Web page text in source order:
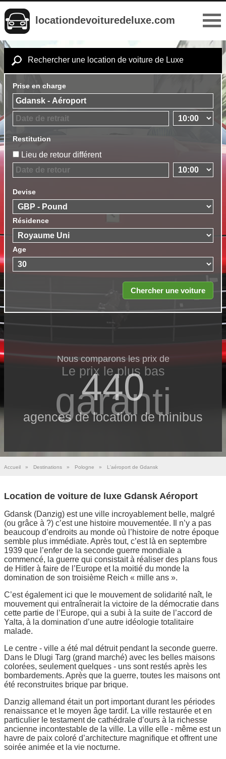
locationdevoituredeluxe.com
Rechercher une location de voiture de Luxe
Prise en charge
Restitution
Lieu de retour différent
Devise
Résidence
Age
Nous comparons les prix de
440
agences de location de minibus
Le prix le​ plus bas
garanti
Accueil » Destinations » Pologne » L'aéroport de Gdansk
Location de voiture de luxe Gdansk Aéroport
Gdansk (Danzig) est une ville incroyablement belle, malgré
(ou grâce à ?) c’est une histoire mouvementée. Il n’y a pas
beaucoup d’endroits au monde où l’histoire de notre époque
semble plus immédiate. Après tout, c’est là en septembre
1939 que l’enfer de la seconde guerre mondiale a
commencé, la guerre qui consistait à réaliser des plans fous
de Hitler à faire de l’Europe et la moitié du monde la
domination de son troisième Reich « mille ans ».
C’est également ici que le mouvement de solidarité naît, le
mouvement qui entraînerait la victoire de la démocratie dans
cette partie de l’Europe, qui a subi à la suite de l’accord de
Yalta, à la domination d’une autre idéologie totalitaire
malade.
Le centre - ville a été mal détruit pendant la seconde guerre.
Dans le Dlugi Targ (grand marché) avec les belles maisons
colorées, seulement quelques - uns sont restés après les
bombardements. Après que la guerre, toutes les maisons ont
été reconstruites brique par brique.
Danzig allemand était un port important durant les périodes
renaissance et le moyen âge tardif. La ville restaurée et en
particulier le testament de cathédrale d’ours à la richesse
ancienne incontestable de la ville. La ville elle - même est un
havre de paix coloré d’architecture magnifique et offrent une
soirée animée et la vie nocturne.